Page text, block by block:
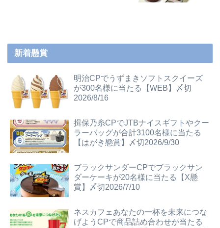
新着懸賞
明治CPでうずまきソフトスクイーズ
が300名様に当たる【WEB】〆切
2026/8/16
揖保乃糸CPでJTBナイスギフトやクー
ラーバッグが合計3100名様に当たる
【はがき懸賞】〆切2026/9/30
ブラックサンダーCPでブラックサン
ダーケーキが20名様に当たる【X懸
賞】〆切2026/7/10
ネスカフェあなたの一杯を未来につな
げようCPで商品詰め合わせが当たる